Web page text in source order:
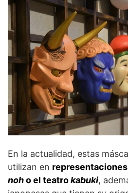
En la actualidad, estas
utilizan en
noho el teatrokabuki,